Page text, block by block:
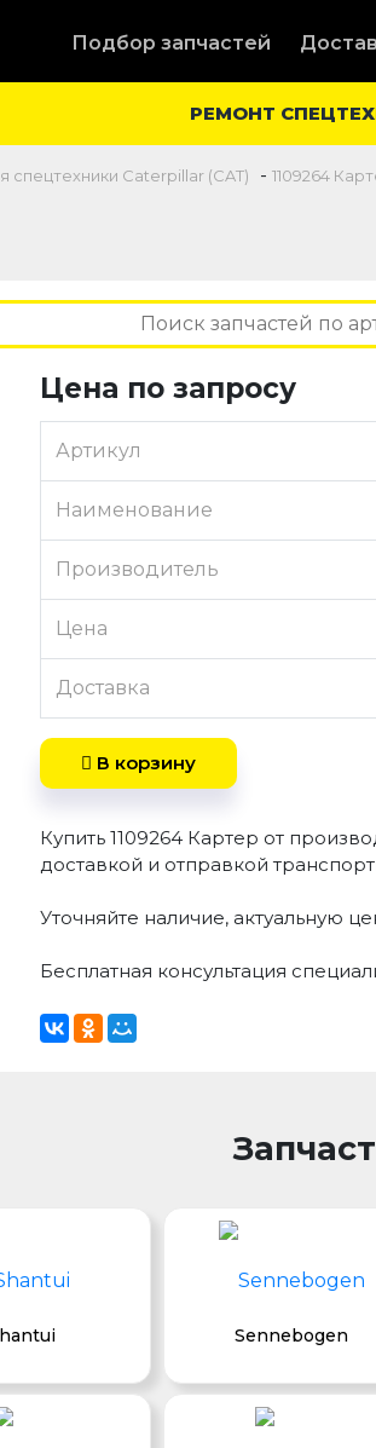
Подбор запчастей
РЕМОНТ
спецтехники Caterpillar (CAT) - 1109264
Цена по запросу
Артикул
Наименование
Производитель
Цена
Доставка
В корзину
Купить 1109264 Картер от
доставкой и отправкой
Уточняйте наличие, актуальную
Бесплатная консультация
Sennebogen